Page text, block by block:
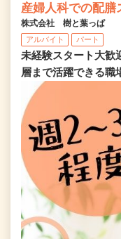
産婦人科での配膳
株式会社 樹と葉っぱ
アルバイト パート
未経験スタート大歓
層まで活躍できる職